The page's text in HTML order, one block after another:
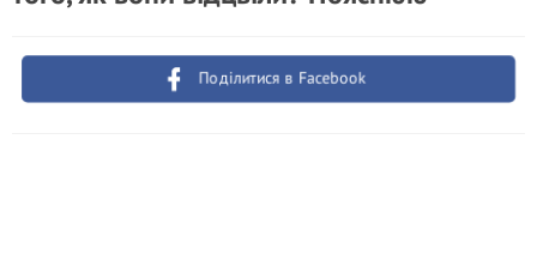
Поділитися в Facebook